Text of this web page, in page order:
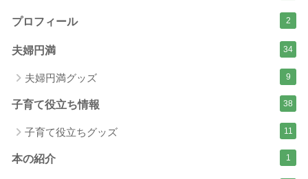
プロフィール 2
夫婦円満 34
夫婦円満グッズ 9
子育て役立ち情報 38
子育て役立ちグッズ 11
本の紹介 1